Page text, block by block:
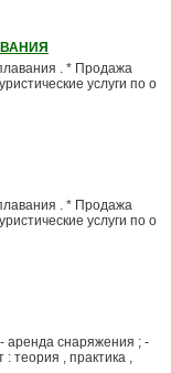
. * Продажа
услуги по о
. * Продажа
услуги по о
снаряжения ; -
теория , практика ,